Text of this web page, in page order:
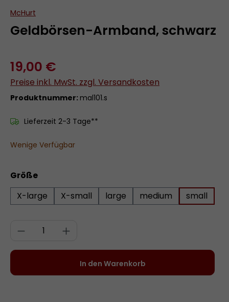
Geldbörsen-Armband, schwarz
McHurt
19,00 €
Preise inkl. MwSt. zzgl. Versandkosten
Produktnummer: mal101.s
Lieferzeit 2-3 Tage**
Wenige Verfügbar
Größeauswählen
X-large
X-small large medium small
Produkt Anzahl: Gib den
In den Warenkorb